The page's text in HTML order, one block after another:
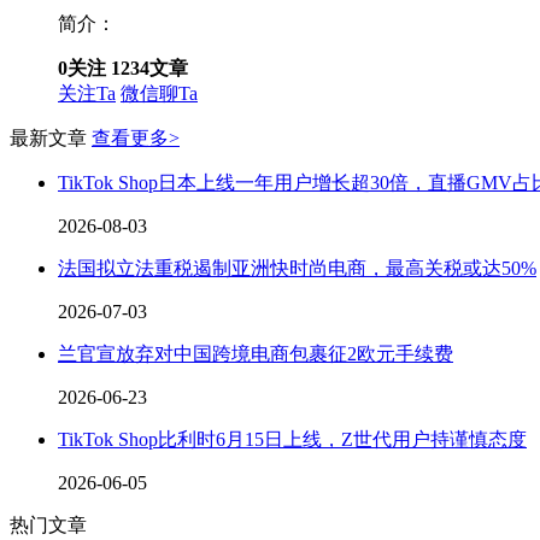
简介：
0关注 1234文章
关注Ta 微信聊Ta
最新文章 查看更多>
TikTok Shop日本上线一年用户增长超30倍，直播GMV占
2026-08-03
法国拟立法重税遏制亚洲快时尚电商，最高关税或达50%
2026-07-03
兰官宣放弃对中国跨境电商包裹征2欧元手续费
2026-06-23
TikTok Shop比利时6月15日上线，Z世代用户持谨慎态度
2026-06-05
热门文章